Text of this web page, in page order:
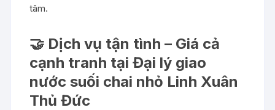
tâm.
🤝 Dịch vụ tận tình – Giá cả
cạnh tranh tại Đại lý giao
nước suối chai nhỏ Linh Xuân
Thủ Đức